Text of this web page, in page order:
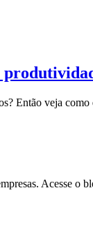
Então veja
Acesse o